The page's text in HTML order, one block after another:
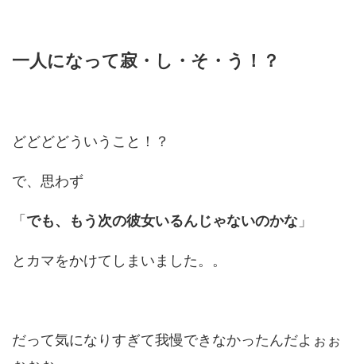
一人になって寂・し・そ・う！？
どどどどういうこと！？
で、思わず
「でも、もう次の彼女いるんじゃないのかな 」
とカマをかけてしまいました。。
だって気になりすぎて我慢できなかったんだよぉぉ